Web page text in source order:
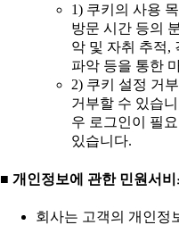
1) 쿠키의 사용
방문 시간 등의
악 및 자취 추적,
파악 등을 통한
2) 쿠키 설정 거
거부할 수 있습
우 로그인이 필
있습니다.
■ 개인정보에 관한 민원서비
회사는 고객의 개인정